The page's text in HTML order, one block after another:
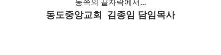
동쪽의 끝자락에서...
동도중앙교회 김종임 담임목사